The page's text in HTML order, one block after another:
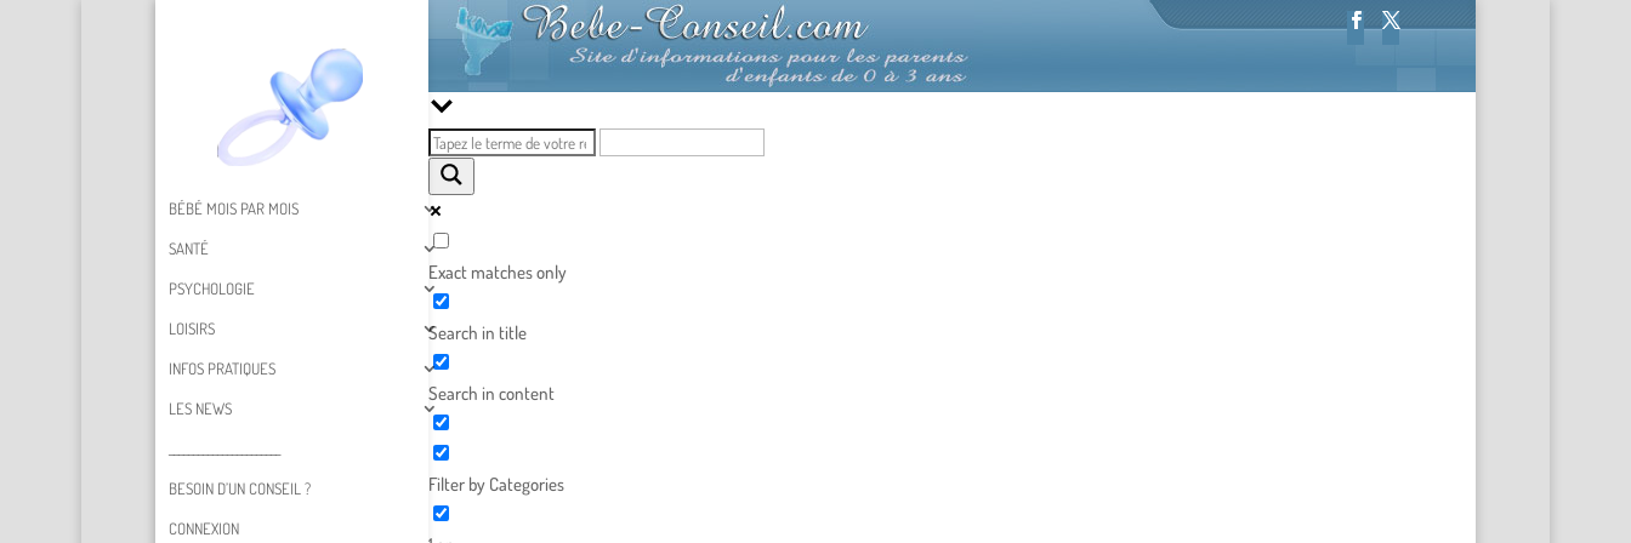
BÉBÉ MOIS PAR MOIS
SANTÉ
PSYCHOLOGIE
LOISIRS
INFOS PRATIQUES
LES NEWS
BESOIN D’UN CONSEIL ?
CONNEXION
Exact matches only
Search in title
Search in content
Filter by Categories